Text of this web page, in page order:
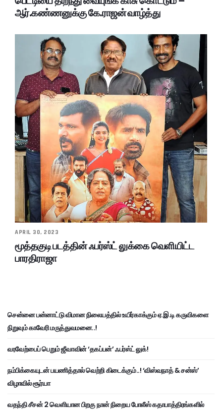
ஆர்.கண்ணனுக்கு கே.ராஜன் வாழ்த்து
APRIL 30, 2023
மூத்தகுடி படத்தின் ஃபர்ஸ்ட் லுக்கை வெளியிட்ட
பாரதிராஜா
சென்னை பன்னாட்டு விமான நிலையத்தில் உயிர்காக்கும் ஏ.இ.டி கருவிகளை
நிறுவும் காவேரி மருத்துவமனை..!
வரவேற்பைப் பெறும் ஜீவாவின் ‘தகப்பன்’ ஃபர்ஸ்ட் லுக்!
நம்பிக்கையுடன் பயணித்தால் வெற்றி கிடைக்கும்..! ‘விஸ்வநாத் & சன்ஸ்’
விழாவில் சூர்யா
வதந்தி சீசன் 2 வெளியான பிறகு நான் நிறைய போலீஸ் கதாபாத்திரங்களில்